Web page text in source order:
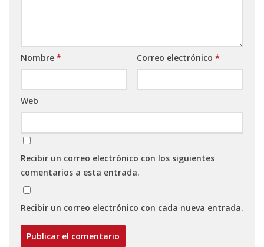
Nombre * Correo electrónico *
Web
Recibir un correo electrónico con los siguientes
comentarios a esta entrada.
Recibir un correo electrónico con cada nueva entrada.